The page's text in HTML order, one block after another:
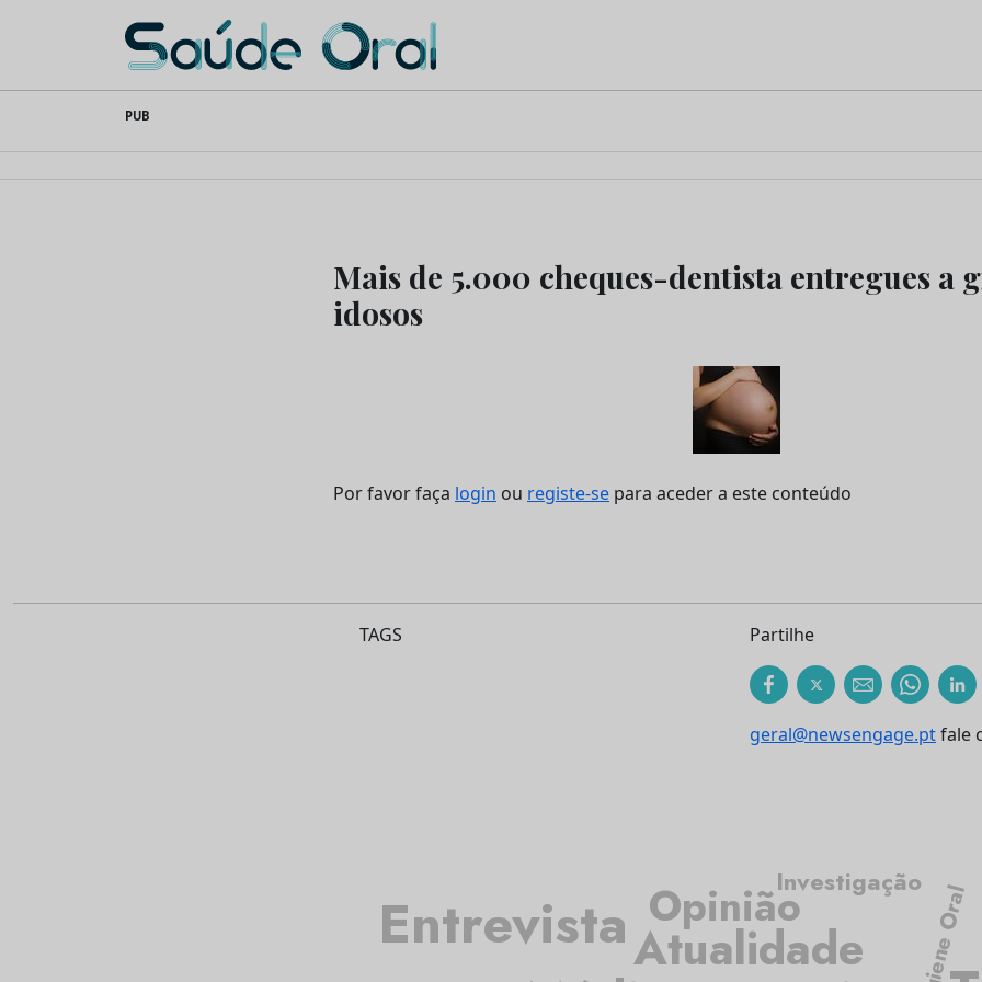
content
Saúde Oral
PUB
Mais de 5.000 cheques-dentista entregues a
idosos
Por favor faça login ou registe-se para aceder a este conteúdo
TAGS Partilhe
geral@newsengage.ptfale
Atualidade Higiene Oral
Entrevista OpiniãoInvestigação